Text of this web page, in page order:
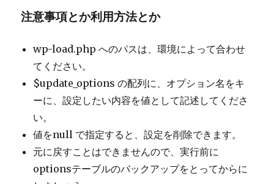
す
注意事項とか利用方法とか
wp-load.php へのパスは、環境によって合わせ
てください。
$update_options の配列に、オプション名をキ
ーに、設定したい内容を値として記述してくださ
い。
値をnull で指定すると、設定を削除できます。
元に戻すことはできませんので、実行前に
optionsテーブルのバックアップをとってからに